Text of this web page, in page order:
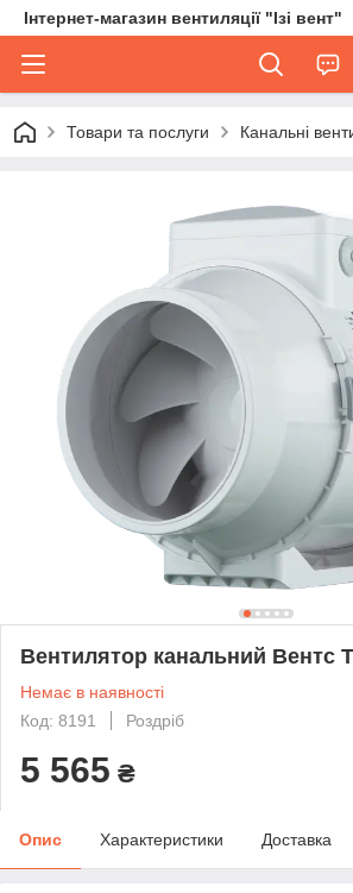
Інтернет-магазин вентиляції "Ізі вент"
Товари та послуги Канальні
Вентилятор канальний Вентс
Немає в наявності
Код: 8191
Роздріб
5 565 ₴
Опис Характеристики Доставка